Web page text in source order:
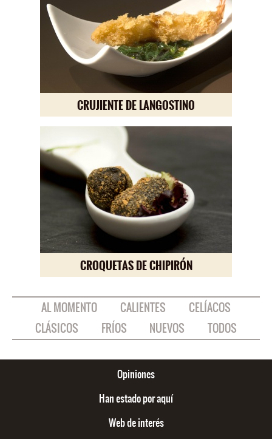
CRUJIENTE DE LANGOSTINO
CROQUETAS DE CHIPIRÓN
AL MOMENTO CALIENTES
CELÍACOS
CLÁSICOS
FRÍOS NUEVOS TODOS
Opiniones
Han estado por aquí
Web de interés